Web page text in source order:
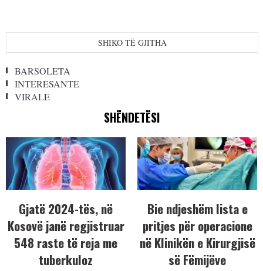
SHIKO TË GJITHA
BARSOLETA
INTERESANTE
VIRALE
SHËNDETËSI
Gjatë 2024-tës, në
Kosovë janë regjistruar
548 raste të reja me
tuberkuloz
Bie ndjeshëm lista e
pritjes për operacione
në Klinikën e Kirurgjisë
së Fëmijëve